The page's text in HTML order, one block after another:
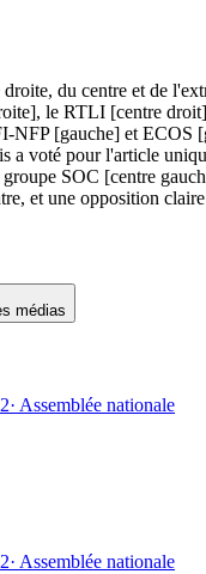
du centre et de
le RTLI [centre
[gauche] et ECOS
a voté pour l'article
SOC [centre
et une opposition
médias
· Assemblée nationale
· Assemblée nationale